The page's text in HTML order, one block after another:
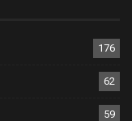
176
62
59